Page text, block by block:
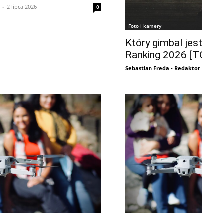
- 2 lipca 2026 0
Foto i kamery
Który gimbal
Ranking 2026
Sebastian Freda - Redaktor